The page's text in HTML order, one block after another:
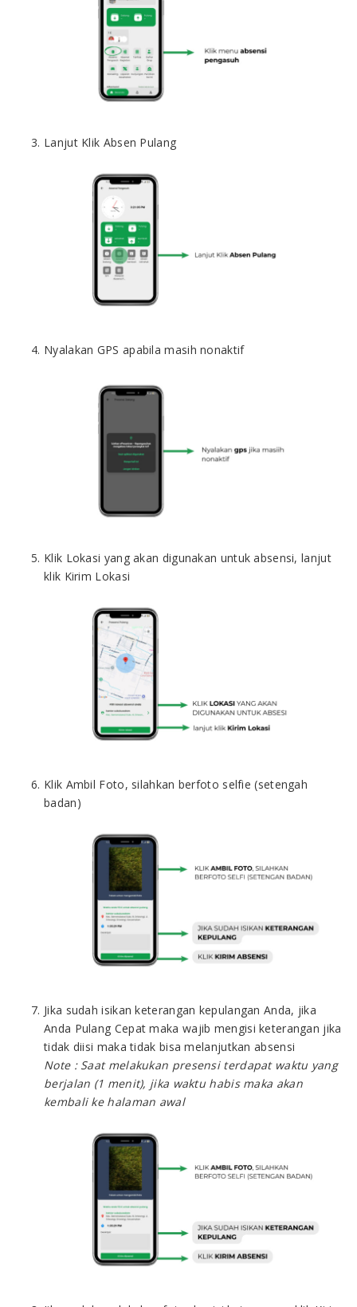
Lanjut Klik Absen Pulang
Nyalakan GPS apabila masih nonaktif
Klik Lokasi yang akan digunakan untuk absensi, lanjut
klik Kirim Lokasi
Klik Ambil Foto, silahkan berfoto selfie (setengah
badan)
Jika sudah isikan keterangan kepulangan Anda, jika
Anda Pulang Cepat maka wajib mengisi keterangan jika
tidak diisi maka tidak bisa melanjutkan absensi
Note : Saat melakukan presensi terdapat waktu yang
berjalan (1 menit), jika waktu habis maka akan
kembali ke halaman awal